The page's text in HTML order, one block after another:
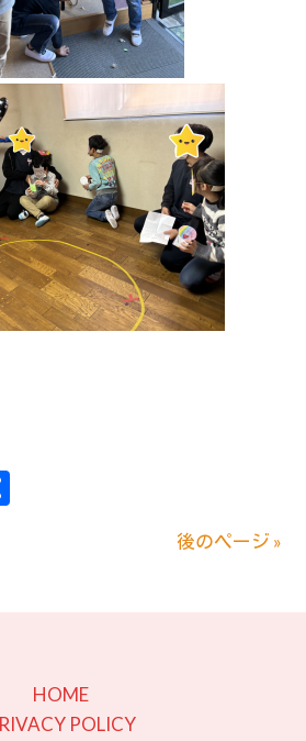
後のページ »
HOME
POLICY